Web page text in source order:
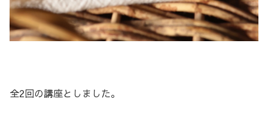
全2回の講座としました。